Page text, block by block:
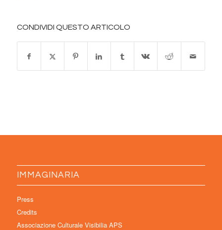
CONDIVIDI QUESTO ARTICOLO
IMMAGINARIA
Press
Credits
Associazione Culturale Visibilia APS